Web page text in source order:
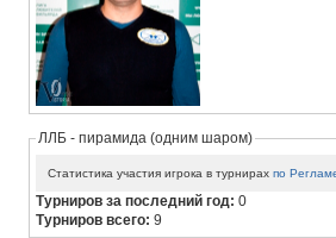
ЛЛБ - пирамида (одним шаром)
Статистика участия игрока в турнирахпо
Турниров за последний год:0
Турниров всего:9